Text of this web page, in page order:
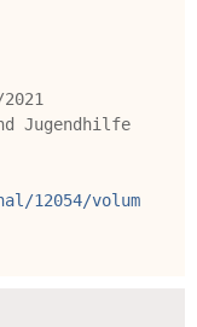
Jugendhilfe
12054/volum